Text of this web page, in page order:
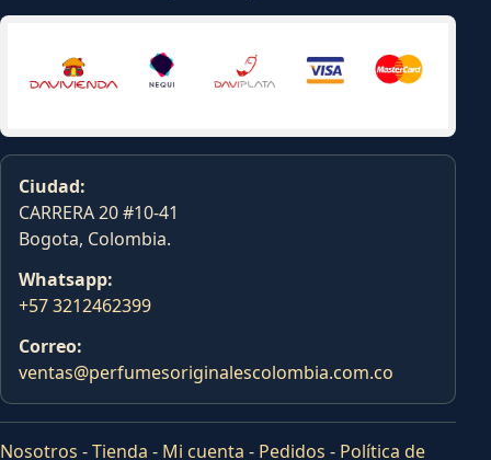
Ciudad:
CARRERA 20 #10-41
Bogota, Colombia.
Whatsapp:
+57 3212462399
Correo:
ventas@perfumesoriginalescolombia.com.co
Nosotros -Tienda - Mi cuenta - Pedidos - Política de